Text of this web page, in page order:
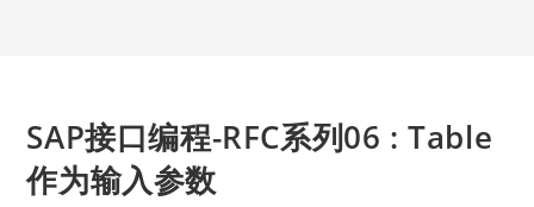
SAP接口编程-RFC系列06 : Table
作为输入参数